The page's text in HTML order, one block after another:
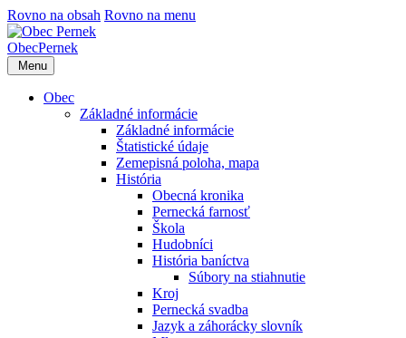
Rovno na obsah Rovno na menu
ObecPernek
Menu
Obec
Základné informácie
Základné informácie
Štatistické údaje
Zemepisná poloha, mapa
História
Obecná kronika
Pernecká farnosť
Škola
Hudobníci
História baníctva
Súbory na stiahnutie
Kroj
Pernecká svadba
Jazyk a záhorácky slovník